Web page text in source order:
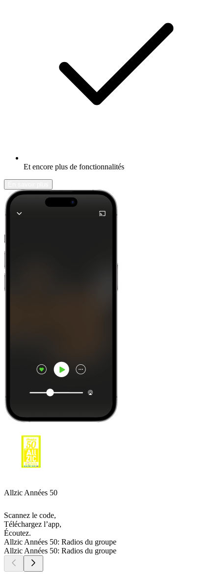
Et encore plus de fonctionnalités
Allzic Années 50
Scannez le code,
Téléchargez l’app,
Écoutez.
Allzic Années 50: Radios du groupe
Allzic Années 50: Radios du groupe